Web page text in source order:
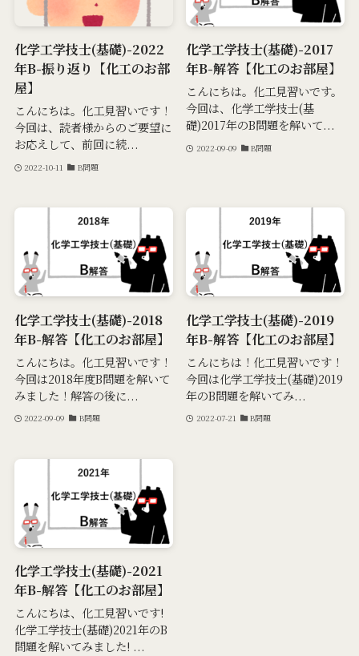
化学工学技士(基礎)-2022
年B-振り返り【化工のお部
屋】
こんにちは。化工見習いです！
今回は、読者様からのご要望に
お応えして、前回に続...
2022-10-11 B問題
化学工学技士(基礎)-2017
年B-解答【化工のお部屋】
こんにちは。化工見習いです。
今回は、化学工学技士(基
礎)2017年のB問題を解いて...
2022-09-09 B問題
化学工学技士(基礎)-2018
年B-解答【化工のお部屋】
こんにちは。化工見習いです！
今回は2018年度B問題を解いて
みました！解答の後に...
2022-09-09 B問題
化学工学技士(基礎)-2019
年B-解答【化工のお部屋】
こんにちは！化工見習いです！
今回は化学工学技士(基礎)2019
年のB問題を解いてみ...
2022-07-21 B問題
化学工学技士(基礎)-2021
年B-解答【化工のお部屋】
こんにちは、化工見習いです!
化学工学技士(基礎)2021年のB
問題を解いてみました! ...